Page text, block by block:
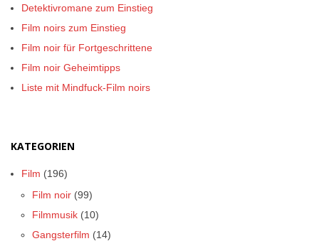
Detektivromane zum Einstieg
Film noirs zum Einstieg
Film noir für Fortgeschrittene
Film noir Geheimtipps
Liste mit Mindfuck-Film noirs
KATEGORIEN
Film (196)
Film noir (99)
Filmmusik (10)
Gangsterfilm (14)